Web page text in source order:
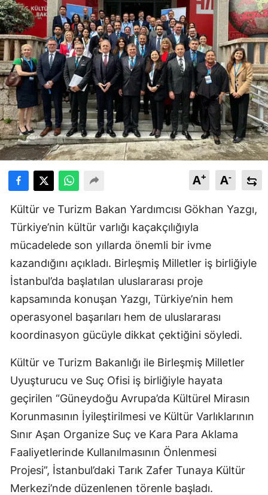
A+ A-
Kültür ve Turizm Bakan Yardımcısı Gökhan Yazgı,
Türkiye’nin kültür varlığı kaçakçılığıyla
mücadelede son yıllarda önemli bir ivme
kazandığını açıkladı. Birleşmiş Milletler iş birliğiyle
İstanbul’da başlatılan uluslararası proje
kapsamında konuşan Yazgı, Türkiye’nin hem
operasyonel başarıları hem de uluslararası
koordinasyon gücüyle dikkat çektiğini söyledi.
Kültür ve Turizm Bakanlığı ile Birleşmiş Milletler
Uyuşturucu ve Suç Ofisi iş birliğiyle hayata
geçirilen “Güneydoğu Avrupa’da Kültürel Mirasın
Korunmasının İyileştirilmesi ve Kültür Varlıklarının
Sınır Aşan Organize Suç ve Kara Para Aklama
Faaliyetlerinde Kullanılmasının Önlenmesi
Projesi”, İstanbul’daki Tarık Zafer Tunaya Kültür
Merkezi’nde düzenlenen törenle başladı.